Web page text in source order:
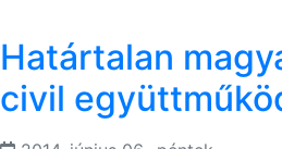
Határtalan
civil